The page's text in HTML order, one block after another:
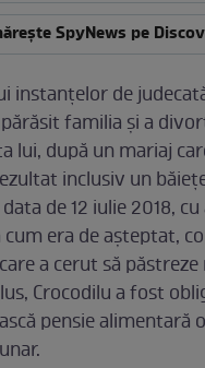
SpyNews pe
instanțelor de
familia și a
lui, după un mariaj
inclusiv un
de 12 iulie 2018,
era de așteptat,
a cerut să
Crocodilu a fost
pensie alimentară